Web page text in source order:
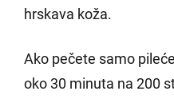
hrskava koža.
Ako pečete samo
oko 30 minuta na 200